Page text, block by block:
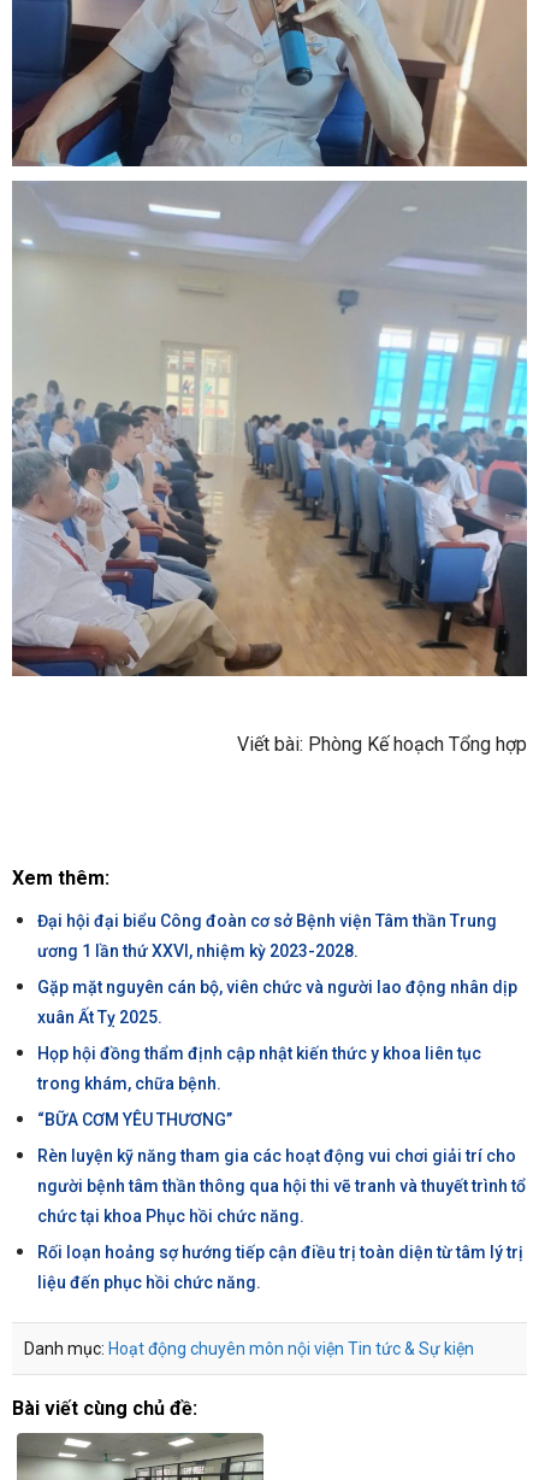
Viết bài: Phòng Kế hoạch Tổng hợp
Xem thêm:
Đại hội đại biểu Công đoàn cơ sở Bệnh viện Tâm thần Trung
ương 1 lần thứ XXVI, nhiệm kỳ 2023-2028.
Gặp mặt nguyên cán bộ, viên chức và người lao động nhân dịp
xuân Ất Tỵ 2025.
Họp hội đồng thẩm định cập nhật kiến thức y khoa liên tục
trong khám, chữa bệnh.
“BỮA CƠM YÊU THƯƠNG’’
Rèn luyện kỹ năng tham gia các hoạt động vui chơi giải trí cho
người bệnh tâm thần thông qua hội thi vẽ tranh và thuyết trình tổ
chức tại khoa Phục hồi chức năng.
Rối loạn hoảng sợ hướng tiếp cận điều trị toàn diện từ tâm lý trị
liệu đến phục hồi chức năng.
Danh mục: Hoạt động chuyên môn nội viện Tin tức & Sự kiện
Bài viết cùng chủ đề: